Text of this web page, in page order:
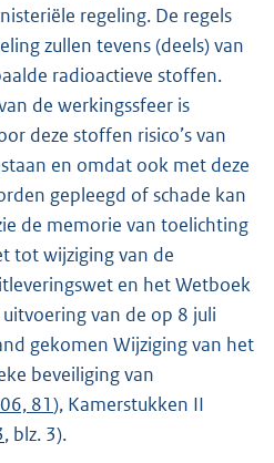
regeling. De regels
zullen tevens (deels) van
radioactieve stoffen.
de werkingssfeer is
deze stoffen risico’s van
en omdat ook met deze
gepleegd of schade kan
de memorie van toelichting
tot wijziging van de
en het Wetboek
van de op 8 juli
gekomen Wijziging van het
beveiliging van
81), Kamerstukken II
, blz. 3).